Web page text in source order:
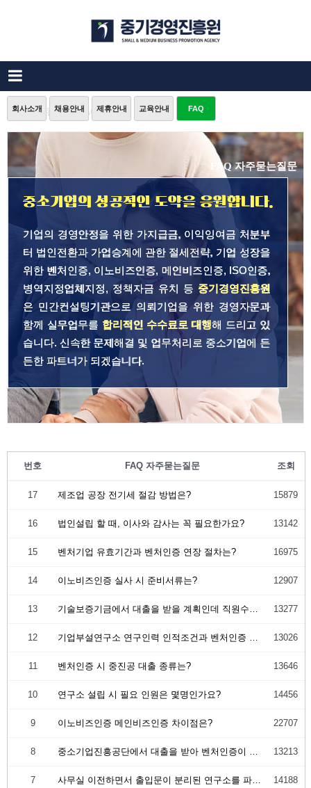
중소기업컨설팅 FAQ
회사소개 채용안내 제휴안내 교육안내 FAQ
FAQ 자주묻는질문
중소기업의 성공적인 도약을 응원합니다.
기업의 경영안정을 위한 가지급금, 이익잉여금 처분부
터 법인전환과 가업승계에 관한 절세전략, 기업 성장을
위한 벤처인증, 이노비즈인증, 메인비즈인증, ISO인증,
병역지정업체지정, 정책자금 유치 등 중기경영진흥원
은 민간컨설팅기관으로 의뢰기업을 위한 경영자문과
함께 실무업무를 합리적인 수수료로 대행해 드리고 있
습니다. 신속한 문제해결 및 업무처리로 중소기업에 든
든한 파트너가 되겠습니다.
번호 FAQ 자주묻는질문 조회
17 제조업 공장 전기세 절감 방법은? 15879
16 법인설립 할 때, 이사와 감사는 꼭 필요한가요? 13142
15 벤처기업 유효기간과 벤처인증 연장 절차는? 16975
14 이노비즈인증 실사 시 준비서류는? 12907
13 13277
12 13026
11 벤처인증 시 중진공 대출 종류는? 13646
10 연구소 설립 시 필요 인원은 몇명인가요? 14456
9 이노비즈인증 메인비즈인증 차이점은? 22707
8 13213
7 14188